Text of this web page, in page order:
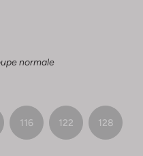
normale
116 122 128